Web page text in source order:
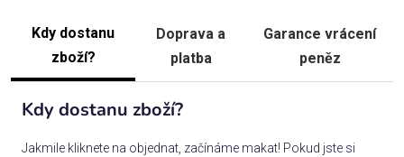
Kdy dostanu
zboží?
Doprava a
platba
Garance vrácení
peněz
Kdy dostanu zboží?
Jakmile kliknete na objednat, začínáme makat! Pokud jste si